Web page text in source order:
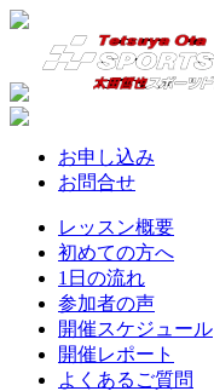
お申し込み
お問合せ
レッスン概要
初めての方へ
1日の流れ
参加者の声
開催スケジュール
開催レポート
よくあるご質問